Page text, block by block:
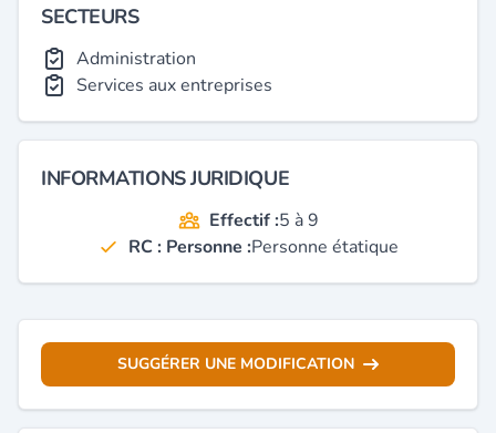
SECTEURS
Administration
Services aux entreprises
INFORMATIONS JURIDIQUE
Effectif :5 à 9
RC : Personne :Personne étatique
SUGGÉRER UNE MODIFICATION